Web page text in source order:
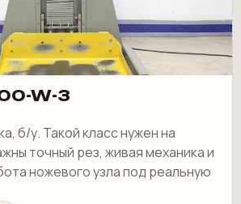
W-3
б/у. Такой класс нужен на
точный рез, живая механика и
ножевого узла под реальную